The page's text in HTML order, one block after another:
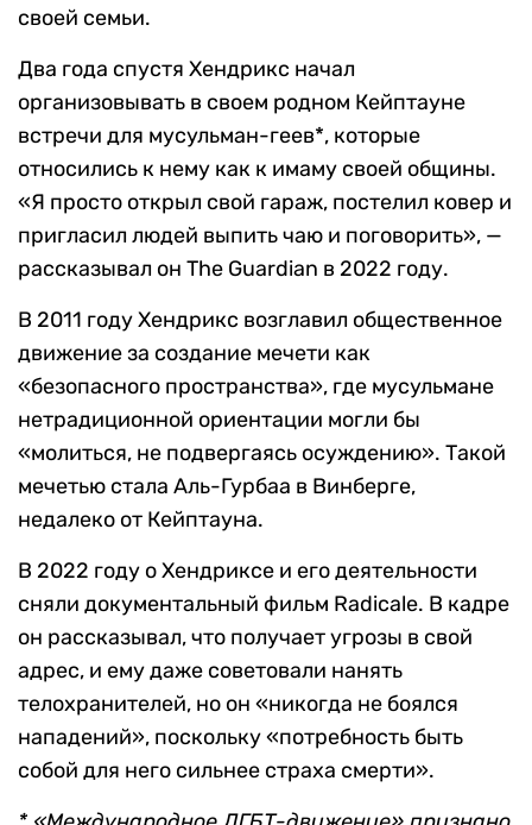
своей семьи.
Два года спустя Хендрикс начал
организовывать в своем родном Кейптауне
встречи для мусульман-геев*, которые
относились к нему как к имаму своей общины.
«Я просто открыл свой гараж, постелил ковер и
пригласил людей выпить чаю и поговорить», —
рассказывал он The Guardian в 2022 году.
В 2011 году Хендрикс возглавил общественное
движение за создание мечети как
«безопасного пространства», где мусульмане
нетрадиционной ориентации могли бы
«молиться, не подвергаясь осуждению». Такой
мечетью стала Аль-Гурбаа в Винберге,
недалеко от Кейптауна.
В 2022 году о Хендриксе и его деятельности
сняли документальный фильм Radicale. В кадре
он рассказывал, что получает угрозы в свой
адрес, и ему даже советовали нанять
телохранителей, но он «никогда не боялся
нападений», поскольку «потребность быть
собой для него сильнее страха смерти».